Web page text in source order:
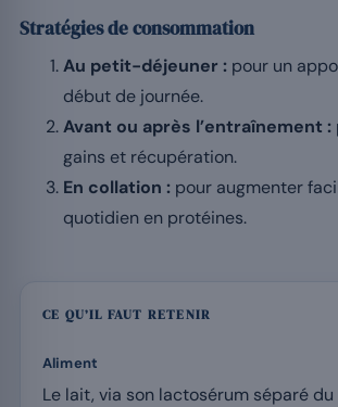
Stratégies de consommation
Au petit-déjeuner : pour un
début de journée.
Avant ou après l’entraînement :
gains et récupération.
En collation : pour augmenter
quotidien en protéines.
CE QU’IL FAUT RETENIR
Aliment
Le lait, via son lactosérum séparé du